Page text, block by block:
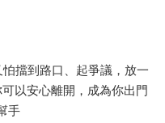
怕擋到路口、起爭議，放一
以安心離開，成為你出門
手